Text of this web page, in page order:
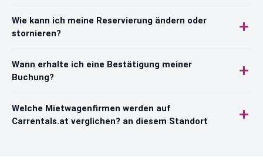
Wie kann ich meine Reservierung ändern oder
stornieren?
Wann erhalte ich eine Bestätigung meiner
Buchung?
Welche Mietwagenfirmen werden auf
Carrentals.at verglichen? an diesem Standort